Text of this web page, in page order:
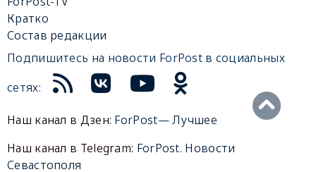
Кратко
Состав редакции
Подпишитесь на новости ForPost в социальных
сетях:
Наш канал в Дзен: ForPost— Лучшее
Наш канал в Telegram: ForPost. Новости
Севастополя